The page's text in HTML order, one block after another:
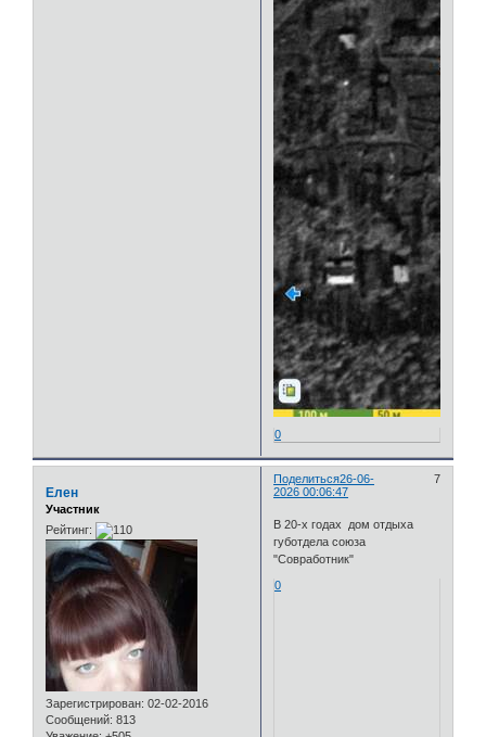
0
Поделиться 7
26-06-
2026 00:06:47
Елен
Участник
Рейтинг:
Зарегистрирован: 02-02-2016
Сообщений: 813
В 20-х годах дом отдыха
губотдела союза
"Совработник"
0